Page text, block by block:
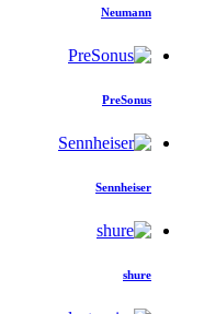
Neumann
PreSonus
Sennheiser
shure